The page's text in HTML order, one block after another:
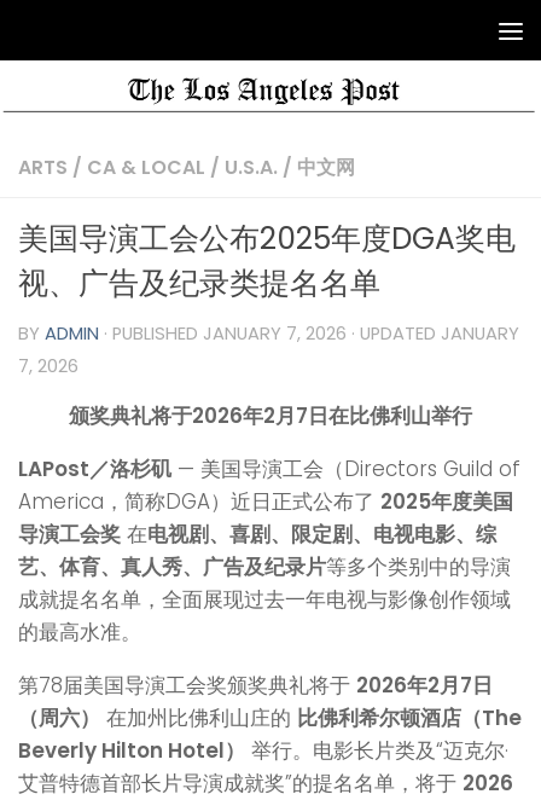
ARTS / CA & LOCAL / U.S.A. / 中文网
美国导演工会公布2025年度DGA奖电
视、广告及纪录类提名名单
BY ADMIN · PUBLISHED JANUARY 7, 2026 · UPDATED JANUARY
7, 2026
颁奖典礼将于2026年2月7日在比佛利山举行
LAPost／洛杉矶 — 美国导演工会（Directors Guild of
America，简称DGA）近日正式公布了 2025年度美国
导演工会奖 在电视剧、喜剧、限定剧、电视电影、综
艺、体育、真人秀、广告及纪录片等多个类别中的导演
成就提名名单，全面展现过去一年电视与影像创作领域
的最高水准。
第78届美国导演工会奖颁奖典礼将于 2026年2月7日
（周六）
在加州比佛利山庄的 比佛利希尔顿酒店（The
Beverly Hilton Hotel）
举行。电影长片类及“迈克尔·
艾普特德首部长片导演成就奖”的提名名单，将于 2026